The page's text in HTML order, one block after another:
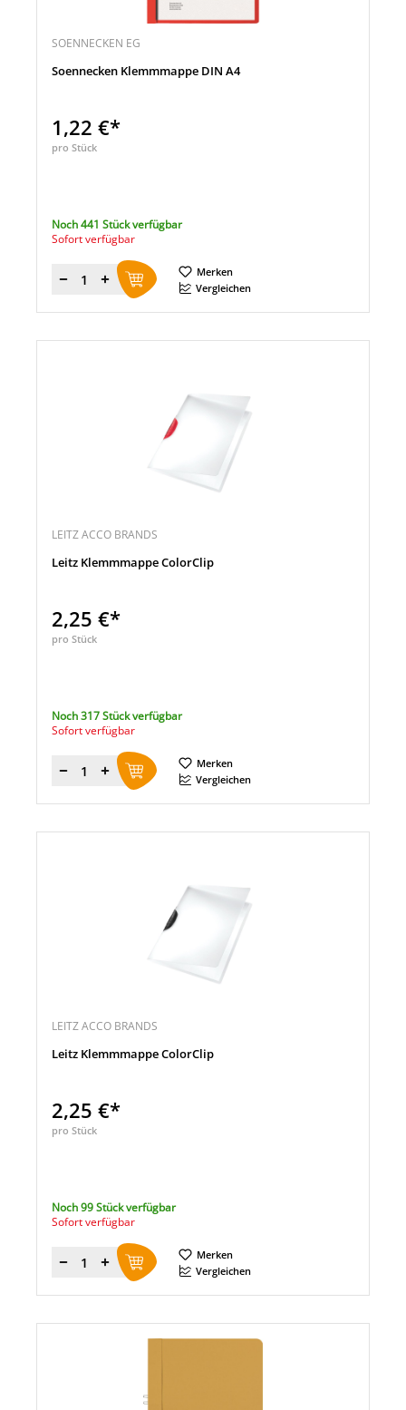
SOENNECKEN EG
Soennecken Klemmmappe DIN A4
1,22 €*
pro Stück
Noch 441 Stück verfügbar
Sofort verfügbar
Menge
Merken
Vergleichen
LEITZ ACCO BRANDS
Leitz Klemmmappe ColorClip
2,25 €*
pro Stück
Noch 317 Stück verfügbar
Sofort verfügbar
Menge
Merken
Vergleichen
LEITZ ACCO BRANDS
Leitz Klemmmappe ColorClip
2,25 €*
pro Stück
Noch 99 Stück verfügbar
Sofort verfügbar
Menge
Merken
Vergleichen